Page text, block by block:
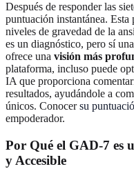
Después de responder las
puntuación instantánea.
niveles de gravedad de la
es un diagnóstico, pero sí
ofrece una visión más
plataforma, incluso puede
IA que proporciona
resultados, ayudándole a
únicos. Conocersu
empoderador.
Por Qué el GAD-7 es
y Accesible